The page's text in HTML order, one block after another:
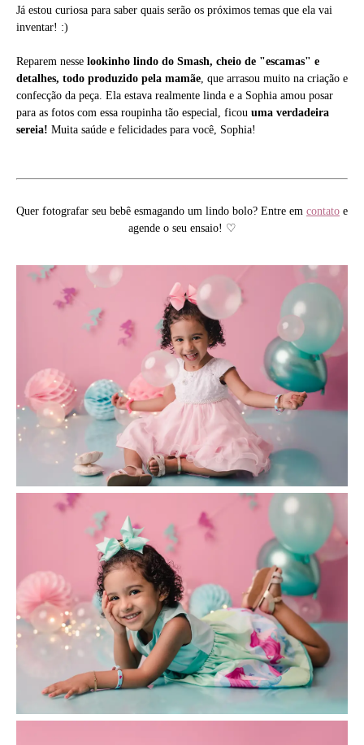
Já estou curiosa para saber quais serão os próximos temas que ela vai
inventar! :)
Reparem nesse lookinho lindo do Smash, cheio de "escamas" e
detalhes, todo produzido pela mamãe, que arrasou muito na criação e
confecção da peça. Ela estava realmente linda e a Sophia amou posar
para as fotos com essa roupinha tão especial, ficou uma verdadeira
sereia! Muita saúde e felicidades para você, Sophia!
Quer fotografar seu bebê esmagando um lindo bolo? Entre em contato e
agende o seu ensaio! ♡